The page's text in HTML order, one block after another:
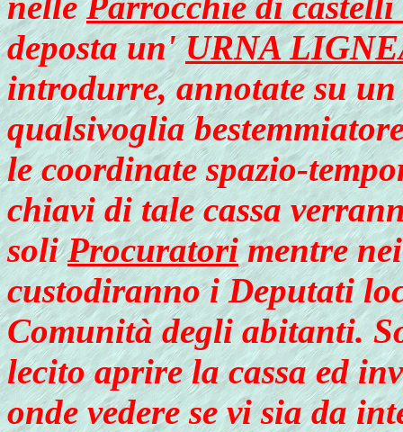
deposta un'URNA
introdurre, annotate su
qualsivoglia
le coordinate spazio-
chiavi di tale cassa
soliProcuratorimentre
custodiranno iDeputati
Comunità degli abitanti.
lecito aprire lacassaed
onde vedere se vi sia da